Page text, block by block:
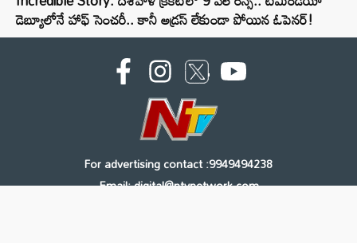
డెబ్యూలోనే హాఫ్ సెంచరీ.. కానీ అడ్రస్ లేకుండా పోయిన ఓపెనర్!
For advertising contact :9949494238
Email: digital@ntvnetwork.com